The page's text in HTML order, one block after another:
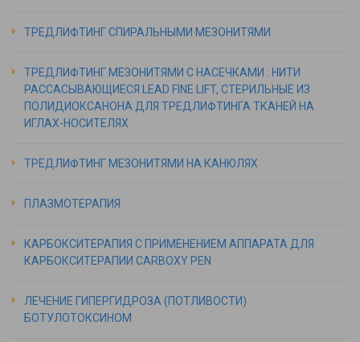
ТРЕДЛИФТИНГ СПИРАЛЬНЫМИ МЕЗОНИТЯМИ
ТРЕДЛИФТИНГ МЕЗОНИТЯМИ С НАСЕЧКАМИ : НИТИ
РАССАСЫВАЮЩИЕСЯ LEAD FINE LIFT, СТЕРИЛЬНЫЕ ИЗ
ПОЛИДИОКСАНОНА ДЛЯ ТРЕДЛИФТИНГА ТКАНЕЙ НА
ИГЛАХ-НОСИТЕЛЯХ
ТРЕДЛИФТИНГ МЕЗОНИТЯМИ НА КАНЮЛЯХ
ПЛАЗМОТЕРАПИЯ
КАРБОКСИТЕРАПИЯ С ПРИМЕНЕНИЕМ АППАРАТА ДЛЯ
КАРБОКСИТЕРАПИИ CARBOXY PEN
ЛЕЧЕНИЕ ГИПЕРГИДРОЗА (ПОТЛИВОСТИ)
БОТУЛОТОКСИНОМ